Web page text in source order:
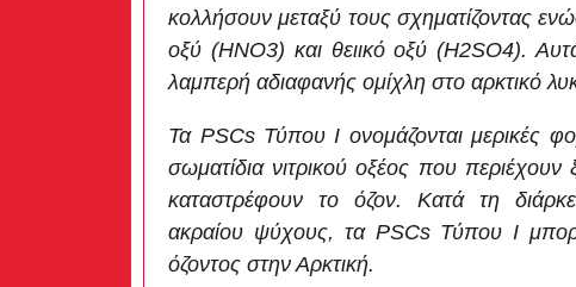
κολλήσουν μεταξύ τους σχηματίζοντας
οξύ (HNO3) και θειικό οξύ (H2SO4).
λαμπερή αδιαφανής ομίχλη στο αρκτικό
Τα PSCs Τύπου Ι ονομάζονται μερικές
σωματίδια νιτρικού οξέος που περιέχουν
καταστρέφουν το όζον. Κατά τη
ακραίου ψύχους, τα PSCs Τύπου Ι
όζοντος στην Αρκτική.